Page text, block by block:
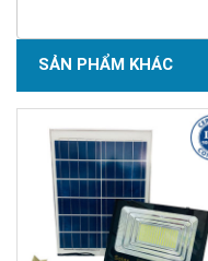
SẢN PHẨM CHẤT
SẢN PHẨM KHÁC